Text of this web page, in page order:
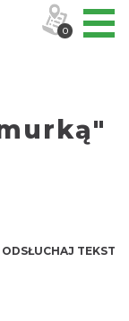
ODSŁUCHAJ TEKST
0